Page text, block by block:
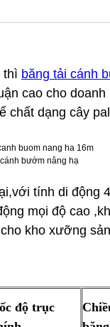
thì băng tải cánh
cao cho doanh
chất dạng cây
bướm nâng hạ
tính di động
mọi độ cao
kho xưỡng
độ trục